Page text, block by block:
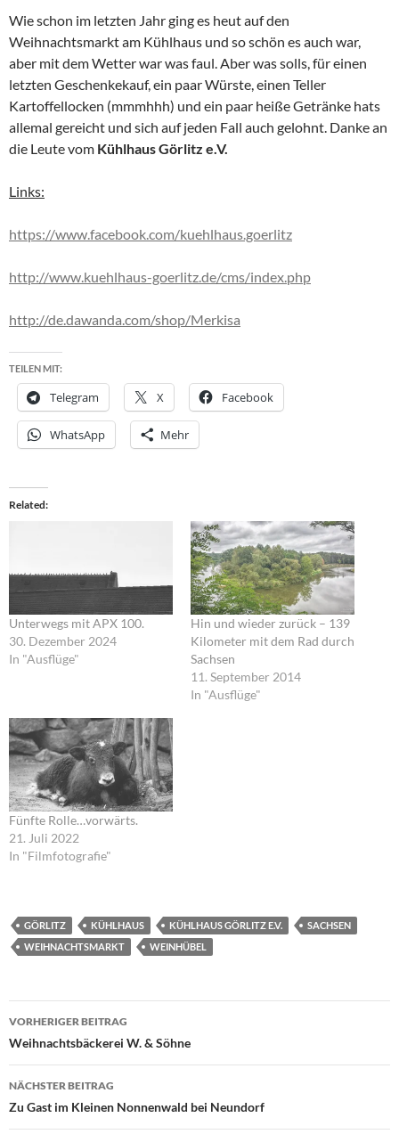
Wie schon im letzten Jahr ging es heut auf den
Weihnachtsmarkt am Kühlhaus und so schön es auch war,
aber mit dem Wetter war was faul. Aber was solls, für einen
letzten Geschenkekauf, ein paar Würste, einen Teller
Kartoffellocken (mmmhhh) und ein paar heiße Getränke hats
allemal gereicht und sich auf jeden Fall auch gelohnt. Danke an
die Leute vom Kühlhaus Görlitz e.V.
Links:
https://www.facebook.com/kuehlhaus.goerlitz
http://www.kuehlhaus-goerlitz.de/cms/index.php
http://de.dawanda.com/shop/Merkisa
TEILEN MIT:
Telegram X Facebook
WhatsApp Mehr
Related
Unterwegs mit APX 100.
30. Dezember 2024
In "Ausflüge"
Hin und wieder zurück – 139
Kilometer mit dem Rad durch
Sachsen
11. September 2014
In "Ausflüge"
Fünfte Rolle…vorwärts.
21. Juli 2022
In "Filmfotografie"
GÖRLITZ KÜHLHAUS KÜHLHAUS GÖRLITZ E.V.
SACHSEN
WEIHNACHTSMARKT
WEINHÜBEL
Beitragsnavigation
VORHERIGER BEITRAG
Weihnachtsbäckerei W. & Söhne
NÄCHSTER BEITRAG
Zu Gast im Kleinen Nonnenwald bei Neundorf